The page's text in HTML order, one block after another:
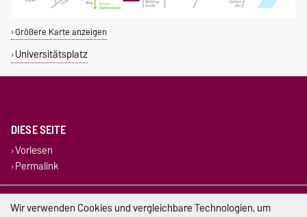
Größere Karte anzeigen
Universitätsplatz
DIESE SEITE
Vorlesen
Permalink
Impressum
Wir verwenden Cookies und vergleichbare Technologien, um